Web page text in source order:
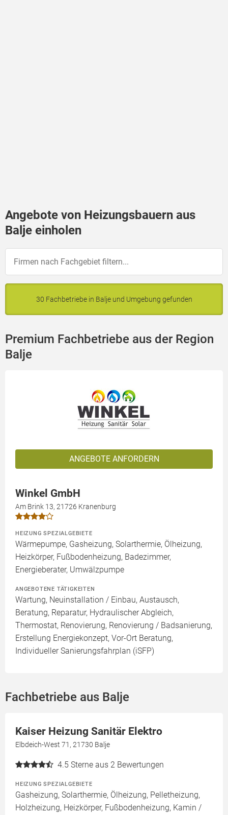
Angebote von Heizungsbauern aus
Balje einholen
30 Fachbetriebe in Balje und Umgebung gefunden
Premium Fachbetriebe aus der Region
Balje
ANGEBOTE ANFORDERN
Winkel GmbH
Am Brink 13, 21726 Kranenburg
HEIZUNG SPEZIALGEBIETE
Wärmepumpe, Gasheizung, Solarthermie, Ölheizung,
Heizkörper, Fußbodenheizung, Badezimmer,
Energieberater, Umwälzpumpe
ANGEBOTENE TÄTIGKEITEN
Wartung, Neuinstallation / Einbau, Austausch,
Beratung, Reparatur, Hydraulischer Abgleich,
Thermostat, Renovierung, Renovierung / Badsanierung,
Erstellung Energiekonzept, Vor-Ort Beratung,
Individueller Sanierungsfahrplan (iSFP)
Fachbetriebe aus Balje
Kaiser Heizung Sanitär Elektro
Elbdeich-West 71, 21730 Balje
4.5 Sterne aus 2 Bewertungen
HEIZUNG SPEZIALGEBIETE
Gasheizung, Solarthermie, Ölheizung, Pelletheizung,
Holzheizung, Heizkörper, Fußbodenheizung, Kamin /